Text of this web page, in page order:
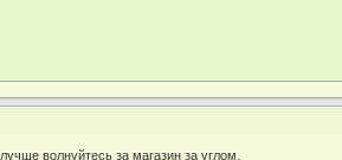
волнуйтесь за магазин за углом.